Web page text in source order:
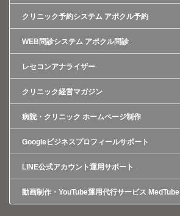
クリニック予約システム アポクル予約
WEB問診システム アポクル問診
レセコンアナライザー
クリニック経営マガジン
病院・クリニック ホームページ制作
Googleビジネスプロフィールサポート
LINE公式アカウント運用サポート
動画制作・YouTube運用代行サービス MedTube